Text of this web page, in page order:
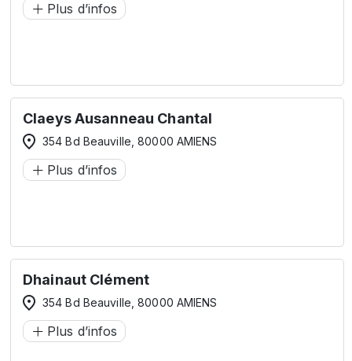
Plus d’infos
Claeys Ausanneau Chantal
354 Bd Beauville, 80000 AMIENS
Plus d’infos
Dhainaut Clément
354 Bd Beauville, 80000 AMIENS
Plus d’infos